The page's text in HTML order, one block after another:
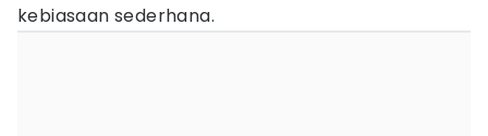
kebiasaan sederhana.